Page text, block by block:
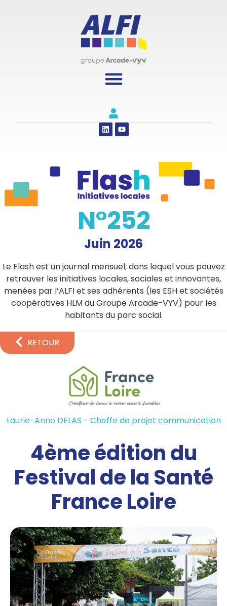
N°252
Juin 2026
Le Flash est un journal mensuel, dans lequel vous pouvez
retrouver les initiatives locales, sociales et innovantes,
menées par l’ALFI et ses adhérents (les ESH et sociétés
coopératives HLM du Groupe Arcade-VYV) pour les
habitants du parc social.
RETOUR
Laurie-Anne DELAS - Cheffe de projet communication
4ème édition du
Festival de la Santé
France Loire